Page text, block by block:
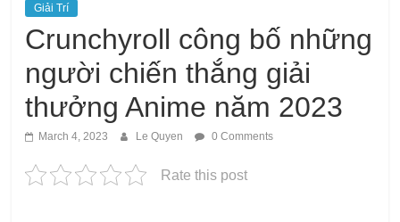
Giải Trí
Crunchyroll công bố những
người chiến thắng giải
thưởng Anime năm 2023
March 4, 2023 Le Quyen 0 Comments
Rate this post